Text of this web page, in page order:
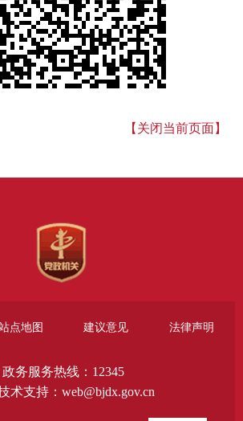
【关闭当前页面】
点地图 建议意见 法律声明
政务服务热线：12345
术支持：web@bjdx.gov.cn